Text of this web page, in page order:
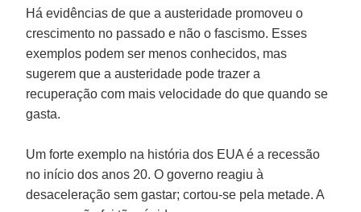
Há evidências de que a austeridade promoveu o
crescimento no passado e não o fascismo. Esses
exemplos podem ser menos conhecidos, mas
sugerem que a austeridade pode trazer a
recuperação com mais velocidade do que quando se
gasta.
Um forte exemplo na história dos EUA é a recessão
no início dos anos 20. O governo reagiu à
desaceleração sem gastar; cortou-se pela metade. A